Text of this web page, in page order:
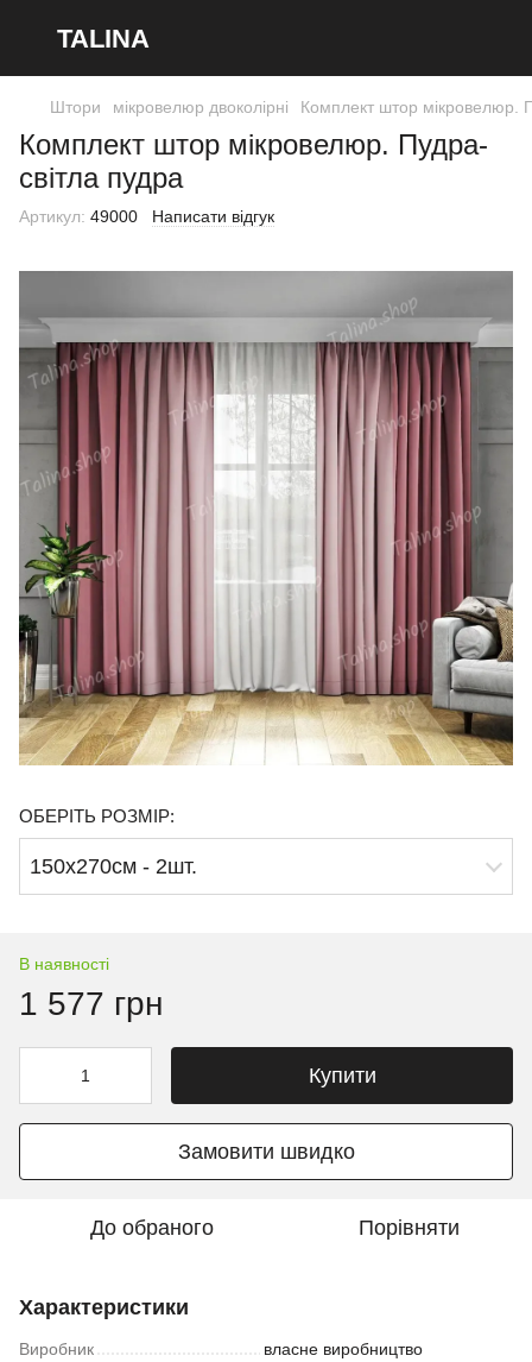
TALINA
Штори мікровелюр двоколірні Комплект штор мікровелюр.
Комплект штор мікровелюр. Пудра-
світла пудра
Артикул: 49000 Написати відгук
ОБЕРІТЬ РОЗМІР:
150х270см - 2шт.
В наявності
1 577 грн
Купити
Замовити швидко
До обраного Порівняти
Характеристики
Виробник власне виробництво